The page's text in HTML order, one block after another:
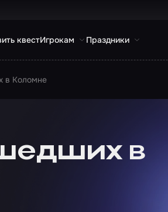
квестИгрокам Праздники
в Коломне
в